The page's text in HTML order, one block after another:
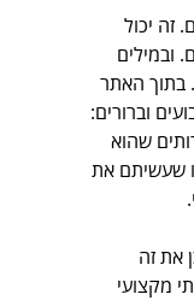
זה יכול
ובמילים
בתוך האתר
וברורים:
שהוא
שעשיתם את
את זה
מקצועי